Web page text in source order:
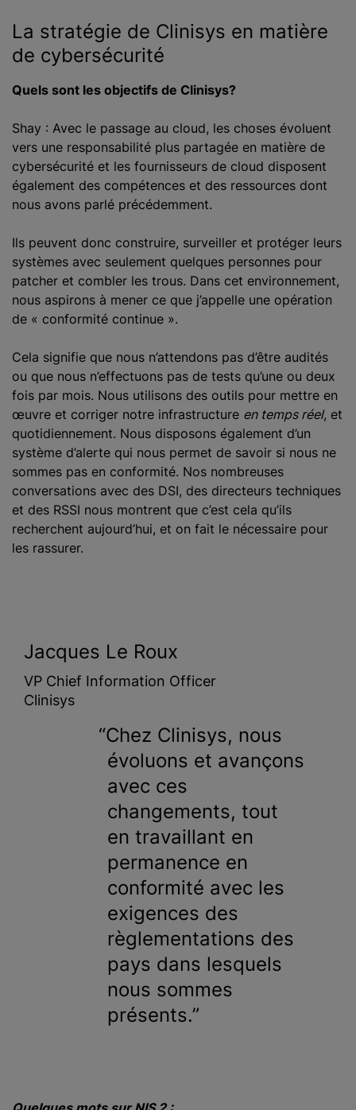
La stratégie de Clinisys en matière
de cybersécurité
Quels sont les objectifs de Clinisys?
Shay : Avec le passage au cloud, les choses évoluent
vers une responsabilité plus partagée en matière de
cybersécurité et les fournisseurs de cloud disposent
également des compétences et des ressources dont
nous avons parlé précédemment.
Ils peuvent donc construire, surveiller et protéger leurs
systèmes avec seulement quelques personnes pour
patcher et combler les trous. Dans cet environnement,
nous aspirons à mener ce que j’appelle une opération
de « conformité continue ».
Cela signifie que nous n’attendons pas d’être audités
ou que nous n’effectuons pas de tests qu’une ou deux
fois par mois. Nous utilisons des outils pour mettre en
œuvre et corriger notre infrastructure en temps réel, et
quotidiennement. Nous disposons également d’un
système d’alerte qui nous permet de savoir si nous ne
sommes pas en conformité. Nos nombreuses
conversations avec des DSI, des directeurs techniques
et des RSSI nous montrent que c’est cela qu’ils
recherchent aujourd’hui, et on fait le nécessaire pour
les rassurer.
Jacques Le Roux
VP Chief Information Officer
Clinisys
Chez Clinisys, nous
évoluons et avançons
avec ces
changements, tout
en travaillant en
permanence en
conformité avec les
exigences des
règlementations des
pays dans lesquels
nous sommes
présents.